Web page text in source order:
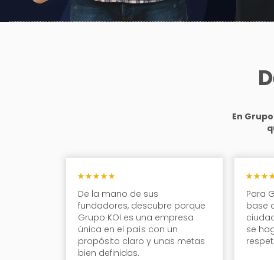
En
De la mano de sus
fundadores, descubre porque
Grupo KOI es una empresa
única en el país con un
propósito claro y unas metas
bien definidas.
Para
base
se